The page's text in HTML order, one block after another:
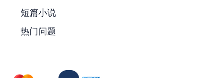
短篇小说
热门问题